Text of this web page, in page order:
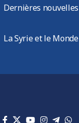
Dernières nouvelles
La Syrie et le Monde